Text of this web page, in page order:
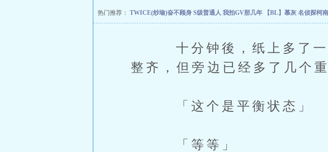
热门推荐： TWICE(纱瑜)奋不顾身 S级普通人 我拍GV那几年 【BL】慕灰 名侦探柯
十分钟後，纸上多了一
整齐，但旁边已经多了几个
「这个是平衡状态」
「等等」